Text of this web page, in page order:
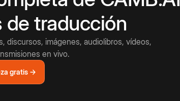
traducción
discursos, imágenes, audiolibros, vídeos,
en vivo.
gratis →